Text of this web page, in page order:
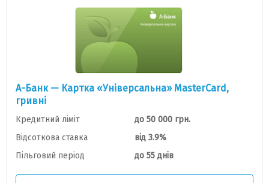
А-Банк — Картка «Універсальна» MasterCard,
гривнi
Кредитний ліміт
до 50 000 грн.
Відсоткова ставка
від 3.9%
Пільговий період
до 55 днів